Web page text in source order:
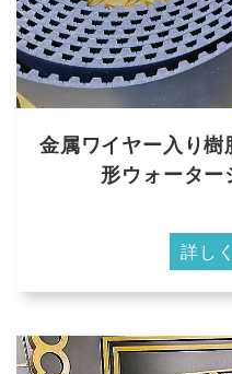
金属ワイヤー入り
形ウォーター
詳し